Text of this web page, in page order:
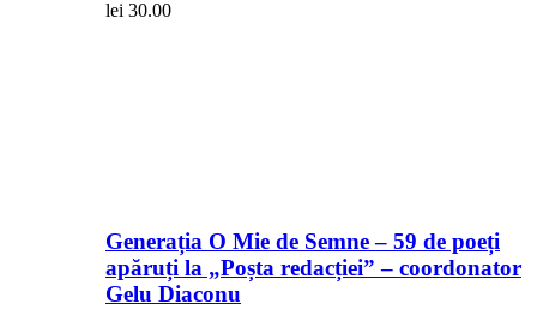
lei 30.00
Generația O Mie de Semne – 59 de poeți
apăruți la „Poșta redacției” – coordonator
Gelu Diaconu